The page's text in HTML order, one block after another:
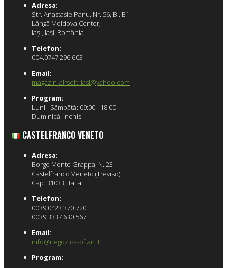
Adresa:
Str. Anastasie Panu, Nr. 56, Bl. B1
Lângă Moldova Center,
Iaşi, Iaşi, România
Telefon:
004.0747.296.603
Email:
magazin_airsoft_iasi@yahoo.com
Program:
Luni - Sâmbătă: 09:00 - 18:00
Duminică: Inchis
CASTELFRANCO VENETO
Adresa:
Borgo Monte Grappa, N. 23
Castelfranco Veneto (Treviso)
Cap: 31033, Italia
Telefon:
0039.0423.370.720
0039.3337.630.567
Email:
info@negozio-softair.it
Program: